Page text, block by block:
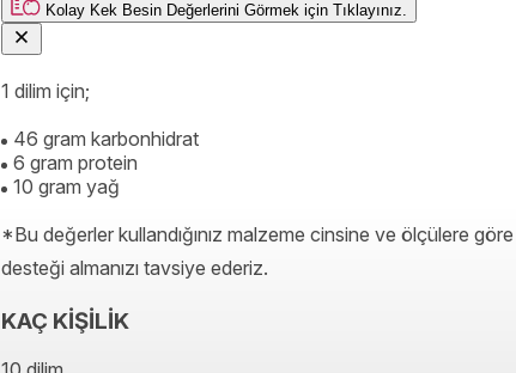
Kolay Kek Besin Değerlerini Görmek için Tıklayınız.
1 dilim için;
46 gram karbonhidrat
6 gram protein
10 gram yağ
*Bu değerler kullandığınız malzeme cinsine ve ölçülere
desteği almanızı tavsiye ederiz.
KAÇ KİŞİLİK